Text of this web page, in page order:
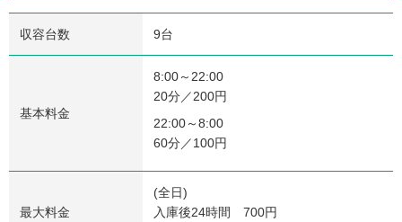
収容台数 9台
基本料金
8:00～22:00
20分／200円
22:00～8:00
60分／100円
最大料金
(全日)
入庫後24時間 700円